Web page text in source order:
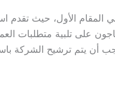
الأول، حيث تقدم
على تلبية متطلبات
عجب أن يتم ترشيح